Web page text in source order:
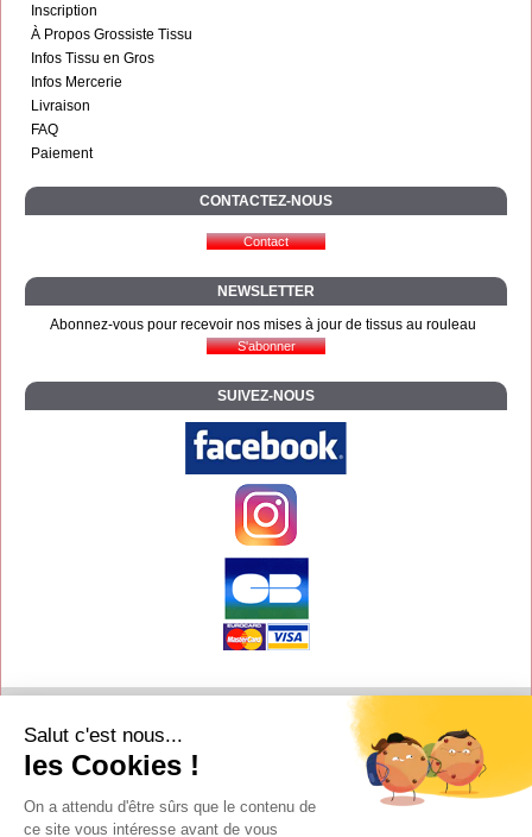
Inscription
À Propos Grossiste Tissu
Infos Tissu en Gros
Infos Mercerie
Livraison
FAQ
Paiement
CONTACTEZ-NOUS
NEWSLETTER
Abonnez-vous pour recevoir nos mises à jour de tissus au rouleau
SUIVEZ-NOUS
Salut c'est nous...
les Cookies !
On a attendu d'être sûrs que le contenu de
ce site vous intéresse avant de vous